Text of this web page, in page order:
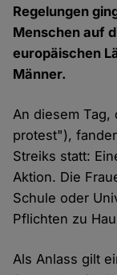
Regelungen
Menschen auf
europäischen
Männer.
An diesem
protest"),
Streiks statt:
Aktion. Die
Schule oder
Pflichten zu
Als Anlass gilt